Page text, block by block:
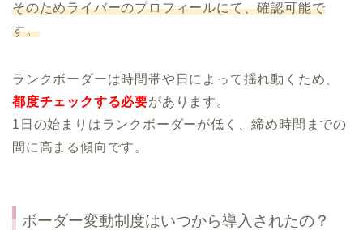
そのためライバーのプロフィールにて、確認可能で
す。
ランクボーダーは時間帯や日によって揺れ動くため、
都度チェックする必要があります。
1日の始まりはランクボーダーが低く、締め時間までの
間に高まる傾向です。
ボーダー変動制度はいつから導入されたの？